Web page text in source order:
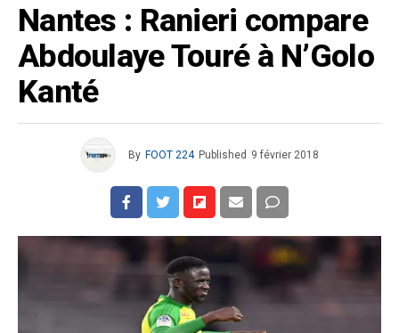
Nantes : Ranieri compare
Abdoulaye Touré à N’Golo
Kanté
By FOOT 224 Published 9 février 2018